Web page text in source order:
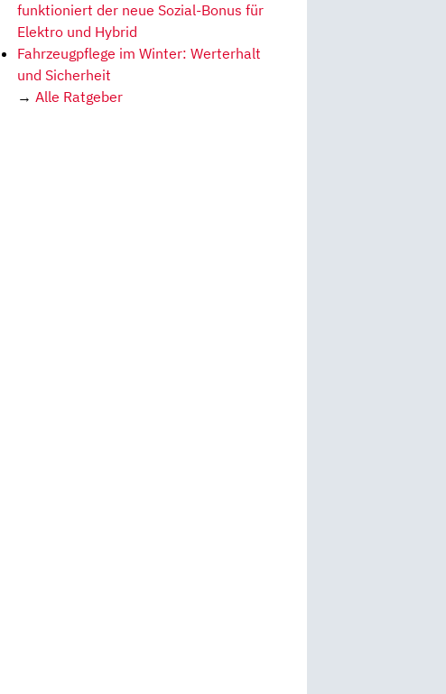
funktioniert der neue Sozial-Bonus für
Elektro und Hybrid
Fahrzeugpflege im Winter: Werterhalt
und Sicherheit
→ Alle Ratgeber